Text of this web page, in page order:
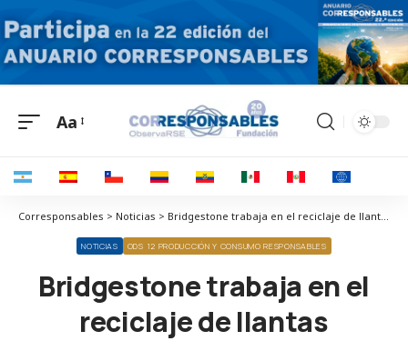
Aa
Corresponsables > Noticias > Bridgestone trabaja en el reciclaje de llantas
NOTICIAS ODS 12 PRODUCCIÓN Y CONSUMO RESPONSABLES
Bridgestone trabaja en el
reciclaje de llantas